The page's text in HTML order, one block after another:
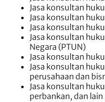
Jasa konsultan
Jasa konsultan
Jasa konsultan
Jasa konsultan
Negara (PTUN)
Jasa konsultan
Jasa konsultan
perusahaan dan
Jasa konsultan
perbankan, dan